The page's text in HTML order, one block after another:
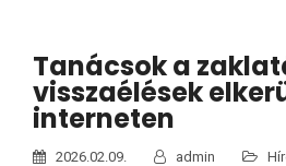
Tanácsok a
visszaélések
interneten
2026.02.09. admin